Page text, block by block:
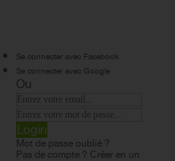
Se connecter avec Facebook
Se connecter avec Google
Ou
Login
Mot de passe oublié ?
Pas de compte ? Créer en un